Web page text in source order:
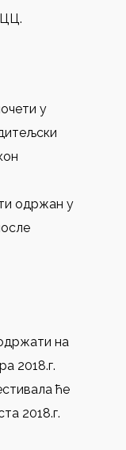
у
одржан у
на
2018.г.
ће
2018.г.